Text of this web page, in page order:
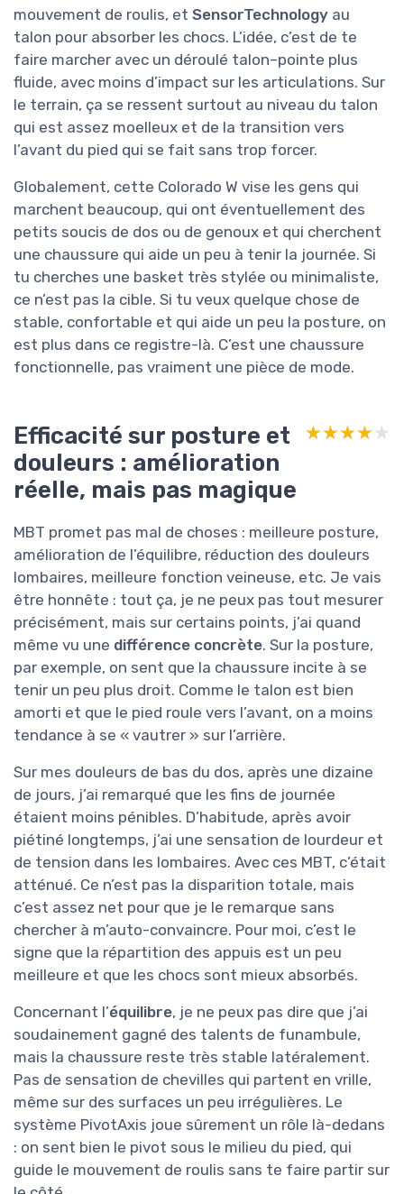
mouvement de roulis, et SensorTechnology au
talon pour absorber les chocs. L’idée, c’est de te
faire marcher avec un déroulé talon–pointe plus
fluide, avec moins d’impact sur les articulations. Sur
le terrain, ça se ressent surtout au niveau du talon
qui est assez moelleux et de la transition vers
l’avant du pied qui se fait sans trop forcer.
Globalement, cette Colorado W vise les gens qui
marchent beaucoup, qui ont éventuellement des
petits soucis de dos ou de genoux et qui cherchent
une chaussure qui aide un peu à tenir la journée. Si
tu cherches une basket très stylée ou minimaliste,
ce n’est pas la cible. Si tu veux quelque chose de
stable, confortable et qui aide un peu la posture, on
est plus dans ce registre-là. C’est une chaussure
fonctionnelle, pas vraiment une pièce de mode.
Efficacité sur posture et
douleurs : amélioration
réelle, mais pas magique
★★★★★
★★★★★
MBT promet pas mal de choses : meilleure posture,
amélioration de l’équilibre, réduction des douleurs
lombaires, meilleure fonction veineuse, etc. Je vais
être honnête : tout ça, je ne peux pas tout mesurer
précisément, mais sur certains points, j’ai quand
même vu une différence concrète. Sur la posture,
par exemple, on sent que la chaussure incite à se
tenir un peu plus droit. Comme le talon est bien
amorti et que le pied roule vers l’avant, on a moins
tendance à se « vautrer » sur l’arrière.
Sur mes douleurs de bas du dos, après une dizaine
de jours, j’ai remarqué que les fins de journée
étaient moins pénibles. D’habitude, après avoir
piétiné longtemps, j’ai une sensation de lourdeur et
de tension dans les lombaires. Avec ces MBT, c’était
atténué. Ce n’est pas la disparition totale, mais
c’est assez net pour que je le remarque sans
chercher à m’auto-convaincre. Pour moi, c’est le
signe que la répartition des appuis est un peu
meilleure et que les chocs sont mieux absorbés.
Concernant l’équilibre, je ne peux pas dire que j’ai
soudainement gagné des talents de funambule,
mais la chaussure reste très stable latéralement.
Pas de sensation de chevilles qui partent en vrille,
même sur des surfaces un peu irrégulières. Le
système PivotAxis joue sûrement un rôle là-dedans
: on sent bien le pivot sous le milieu du pied, qui
guide le mouvement de roulis sans te faire partir sur